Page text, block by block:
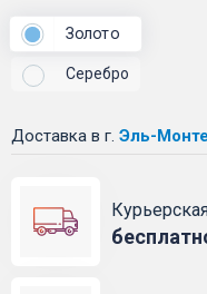
Золото
Серебро
Доставка в г. Эль-Монте